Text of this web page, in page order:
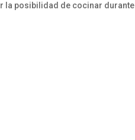
posibilidad de cocinar